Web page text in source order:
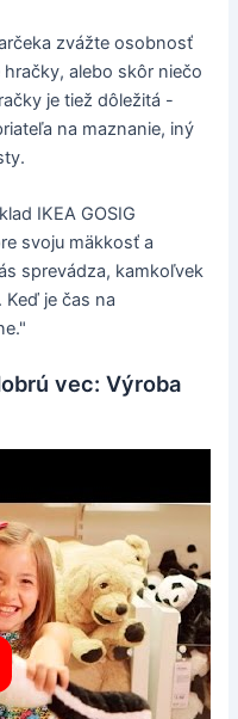
zvážte osobnosť
alebo skôr niečo
je tiež dôležitá -
na maznanie, iný
IKEA GOSIG
svoju mäkkosť a
sprevádza, kamkoľvek
je čas na
vec: Výroba